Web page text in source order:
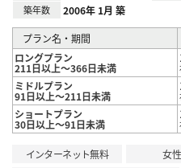
築年数 2006年 1月 築
プラン名・期間
ロングプラン
211日以上～366日未満
ミドルプラン
91日以上～211日未満
ショートプラン
30日以上～91日未満
インターネット無料 女